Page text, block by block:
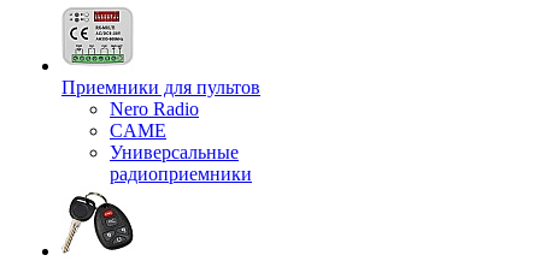
Приемники для пультов
Nero Radio
CAME
Универсальные
радиоприемники